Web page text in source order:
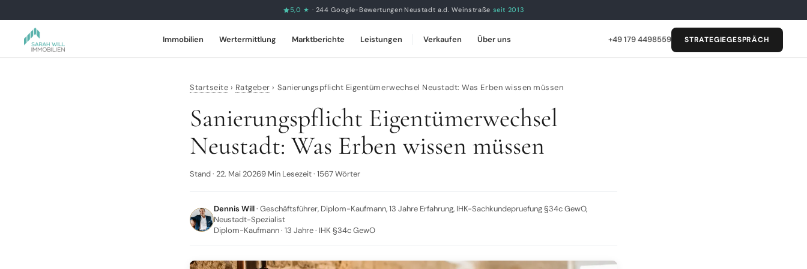
5,0 ★ · 244 Google-Bewertungen ·Neustadt a.d. Weinstraße seit 2013
Immobilien Wertermittlung Marktberichte Leistungen Verkaufen Über uns +49 179 4498559 STRATEGIEGESPRÄCH
Startseite › Ratgeber › Sanierungspflicht Eigentümerwechsel Neustadt: Was Erben wissen müssen
Sanierungspflicht Eigentümerwechsel
Neustadt: Was Erben wissen müssen
Stand · 22. Mai 20269 Min Lesezeit · 1567 Wörter
Dennis Will· Geschäftsführer, Diplom-Kaufmann, 13 Jahre Erfahrung, IHK-Sachkundepruefung §34c GewO,
Neustadt-Spezialist
Diplom-Kaufmann · 13 Jahre · IHK §34c GewO